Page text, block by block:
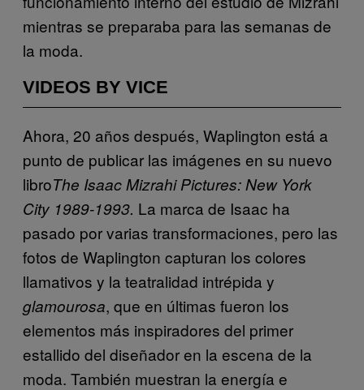
mientras se preparaba para las semanas de
la moda.
VIDEOS BY VICE
Ahora, 20 años después, Waplington está a
punto de publicar las imágenes en su nuevo
libroThe Isaac Mizrahi Pictures: New York
City 1989-1993. La marca de Isaac ha
pasado por varias transformaciones, pero las
fotos de Waplington capturan los colores
llamativos y la teatralidad intrépida y
glamourosa, que en últimas fueron los
elementos más inspiradores del primer
estallido del diseñador en la escena de la
moda. También muestran la energía e